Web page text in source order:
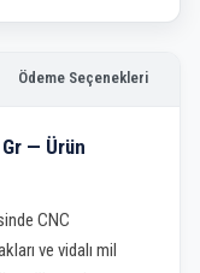
Ödeme Seçenekleri
— Ürün
CNC
ve vidalı mil